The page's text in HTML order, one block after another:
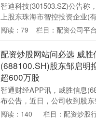
智迪科技(301503.SZ)公告称
上股东珠海市智控投资企业(
划在本公告披露之日起15个
超....
阅读：79 栏目：配资公司平
配资炒股网站问必选 威胜
(688100.SH)股东邹启明
超600万股
智通财经APP讯，威胜信息
布公告，近日，公司收到股
发来的关于股份减持计划的《
阅读：140 栏目：配资炒股